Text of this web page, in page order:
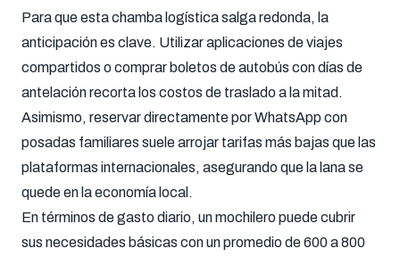
Para que esta chamba logística salga redonda, la
anticipación es clave. Utilizar aplicaciones de viajes
compartidos o comprar boletos de autobús con días de
antelación recorta los costos de traslado a la mitad.
Asimismo, reservar directamente por WhatsApp con
posadas familiares suele arrojar tarifas más bajas que las
plataformas internacionales, asegurando que la lana se
quede en la economía local.
En términos de gasto diario, un mochilero puede cubrir
sus necesidades básicas con un promedio de 600 a 800